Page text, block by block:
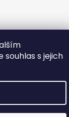
s jejich
práva